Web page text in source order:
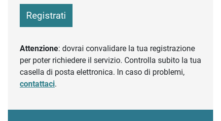
Registrati
Attenzione: dovrai convalidare la tua registrazione
per poter richiedere il servizio. Controlla subito la tua
casella di posta elettronica. In caso di problemi,
contattaci.